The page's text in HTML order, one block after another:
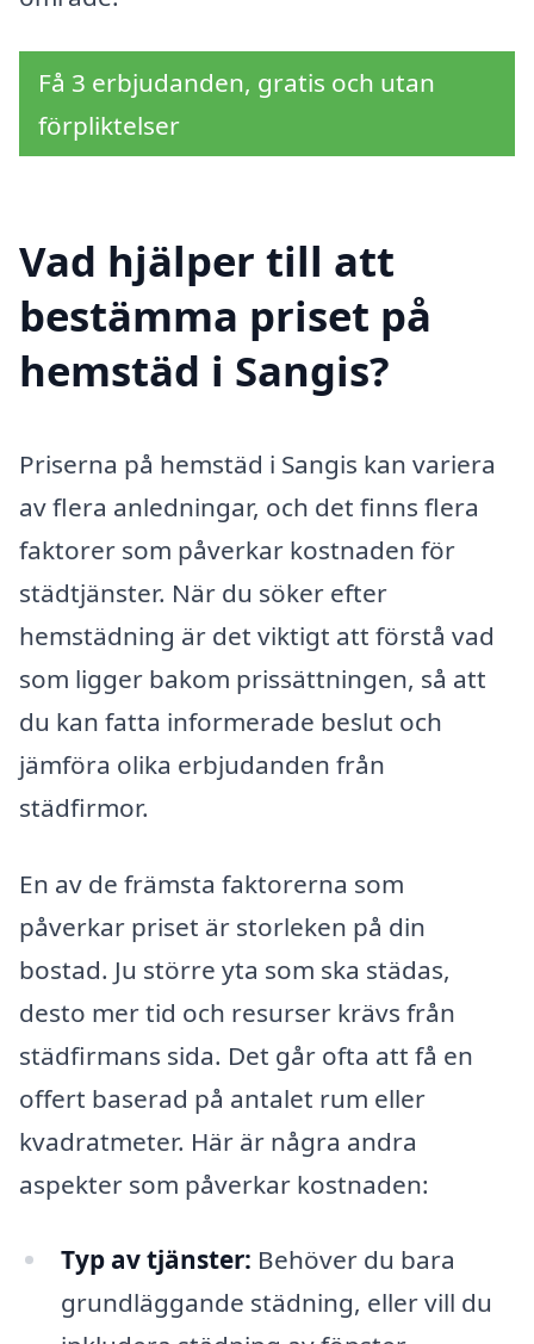
Få 3 erbjudanden, gratis och utan
förpliktelser
Vad hjälper till att
bestämma priset på
hemstäd i Sangis?
Priserna på hemstäd i Sangis kan variera
av flera anledningar, och det finns flera
faktorer som påverkar kostnaden för
städtjänster. När du söker efter
hemstädning är det viktigt att förstå vad
som ligger bakom prissättningen, så att
du kan fatta informerade beslut och
jämföra olika erbjudanden från
städfirmor.
En av de främsta faktorerna som
påverkar priset är storleken på din
bostad. Ju större yta som ska städas,
desto mer tid och resurser krävs från
städfirmans sida. Det går ofta att få en
offert baserad på antalet rum eller
kvadratmeter. Här är några andra
aspekter som påverkar kostnaden:
Typ av tjänster: Behöver du bara
grundläggande städning, eller vill du